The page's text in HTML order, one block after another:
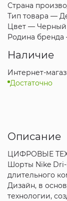
Страна
Тип товара —
Цвет — Черный
Родина
Наличие
Интернет-
Достаточно
Описание
ЦИФРОВЫЕ
Шорты Nike Dri-
длительного
Дизайн, в
технологии,